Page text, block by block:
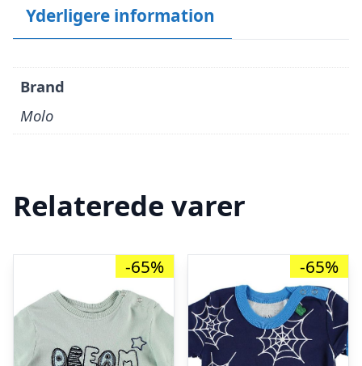
Yderligere information
Brand
Molo
Relaterede varer
-65% -65%